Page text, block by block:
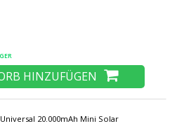
HINZUFÜGEN
Universal 20.000mAh Mini Solar